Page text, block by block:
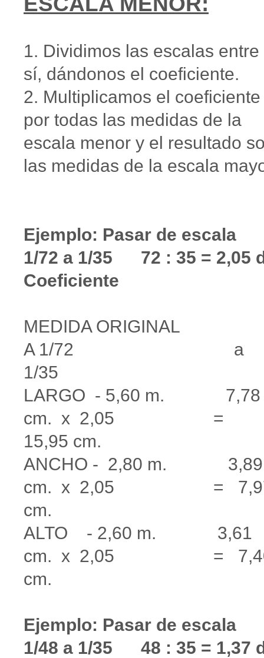
1. Dividimos las escalas entre
sí, dándonos el coeficiente.
2. Multiplicamos el coeficiente
por todas las medidas de la
escala menor y el resultado
las medidas de la escala
Ejemplo: Pasar de escala
1/72 a 1/35 72 : 35 = 2,05
Coeficiente
MEDIDA
A 1/72 a
1/35
LARGO - 5,60 m. 7,78
cm. x 2,05 =
15,95 cm.
ANCHO - 2,80 m. 3,89
cm. x 2,05 =
cm.
ALTO - 2,60 m. 3,61
cm. x 2,05 =
cm.
Ejemplo: Pasar de escala
1/48 a 1/35 48 : 35 = 1,37